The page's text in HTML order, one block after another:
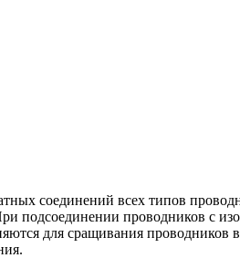
соединений всех типов
подсоединении проводников с
для сращивания проводников